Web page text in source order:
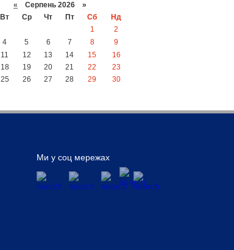
« Серпень 2026 »
Вт Ср Чт Пт Сб
Нд
1
2
4 5 6 7 8
9
11 12 13 14 15
16
18 19 20 21 22
23
25 26 27 28 29
30
Ми у соц мережах